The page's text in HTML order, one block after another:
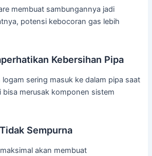
membuat sambungannya jadi
potensi kebocoran gas lebih
Kebersihan Pipa
logam sering masuk ke dalam pipa saat
bisa merusak komponen sistem
Sempurna
akan membuat